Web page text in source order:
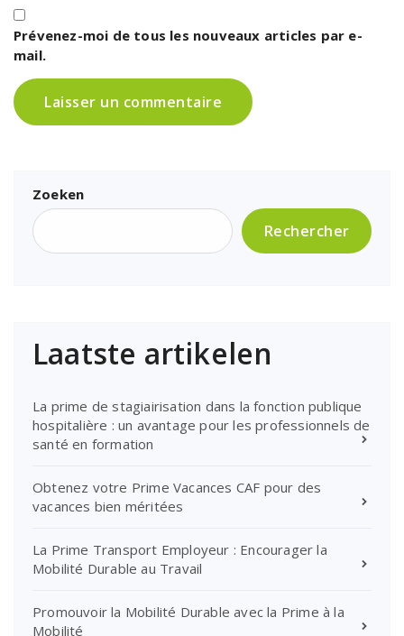
Prévenez-moi de tous les nouveaux articles par e-
mail.
Zoeken
Rechercher
Laatste artikelen
La prime de stagiairisation dans la fonction publique
hospitalière : un avantage pour les professionnels de
santé en formation
Obtenez votre Prime Vacances CAF pour des
vacances bien méritées
La Prime Transport Employeur : Encourager la
Mobilité Durable au Travail
Promouvoir la Mobilité Durable avec la Prime à la
Mobilité